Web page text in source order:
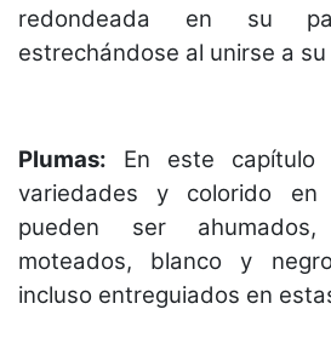
redondeada en su
estrechándose al unirse a su
Plumas: En este capítulo
variedades y colorido
pueden ser
moteados, blanco y
incluso entreguiados en